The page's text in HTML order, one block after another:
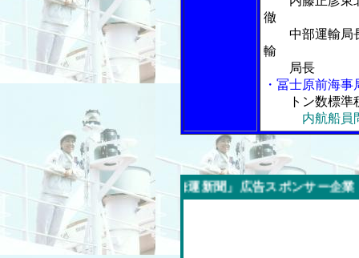
徹
中部運輸局長
輸
局長
・冨士原前海
トン数標
内航船員
航海運新聞」広告スポンサー企業